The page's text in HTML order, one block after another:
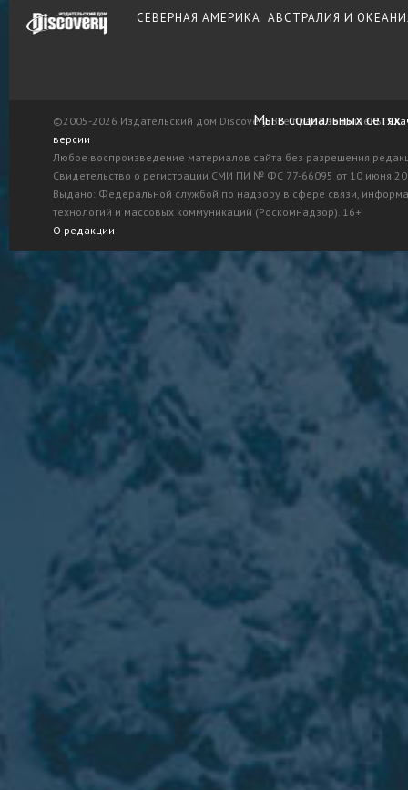
СЕВЕРНАЯ АМЕРИКА АВСТРАЛИЯ И
©2005-2026 Издательский дом Discovery. Все права защищены.
версии
Любое воспроизведение материалов сайта без разрешения
Свидетельство о регистрации СМИ ПИ № ФС 77-66095 от 10 июня
Выдано: Федеральной службой по надзору в сфере связи,
технологий и массовых коммуникаций (Роскомнадзор). 16+
О редакции
Мы в социальных сетях: